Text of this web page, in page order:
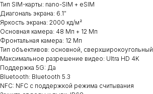
Тип SIM-карты: nano-SIM + eSIM
Диагональ экрана: 6.1″
Яркость экрана: 2000 кд/м²
Основная камера: 48 Мп + 12 Мп
Фронтальная камера: 12 Мп
Тип объективов: основной, сверхширокоугольный
Максимальное разрешение видео: Ultra HD 4K
Поддержка 5G: Да
Bluetooth: Bluetooth 5.3
NFC: NFC с поддержкой режима считывания